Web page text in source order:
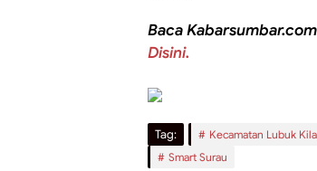
Baca
Disini.
Tag: Kecamatan Lubuk
Smart Surau